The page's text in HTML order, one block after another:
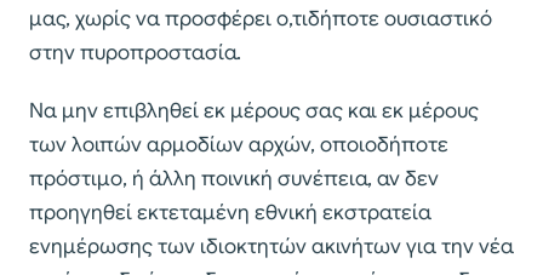
μας, χωρίς να προσφέρει ο,τιδήποτε ουσιαστικό
στην πυροπροστασία.
Να μην επιβληθεί εκ μέρους σας και εκ μέρους
των λοιπών αρμοδίων αρχών, οποιοδήποτε
πρόστιμο, ή άλλη ποινική συνέπεια, αν δεν
προηγηθεί εκτεταμένη εθνική εκστρατεία
ενημέρωσης των ιδιοκτητών ακινήτων για την νέα